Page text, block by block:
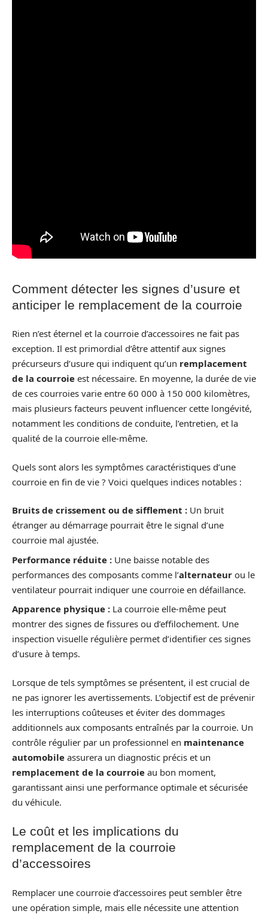
Comment détecter les signes d’usure et
anticiper le remplacement de la courroie
Rien n’est éternel et la courroie d’accessoires ne fait pas
exception. Il est primordial d’être attentif aux signes
précurseurs d’usure qui indiquent qu’un remplacement
de la courroie est nécessaire. En moyenne, la durée de vie
de ces courroies varie entre 60 000 à 150 000 kilomètres,
mais plusieurs facteurs peuvent influencer cette longévité,
notamment les conditions de conduite, l’entretien, et la
qualité de la courroie elle-même.
Quels sont alors les symptômes caractéristiques d’une
courroie en fin de vie ? Voici quelques indices notables :
Bruits de crissement ou de sifflement : Un bruit
étranger au démarrage pourrait être le signal d’une
courroie mal ajustée.
Performance réduite : Une baisse notable des
performances des composants comme l’alternateur ou le
ventilateur pourrait indiquer une courroie en défaillance.
Apparence physique : La courroie elle-même peut
montrer des signes de fissures ou d’effilochement. Une
inspection visuelle régulière permet d’identifier ces signes
d’usure à temps.
Lorsque de tels symptômes se présentent, il est crucial de
ne pas ignorer les avertissements. L’objectif est de prévenir
les interruptions coûteuses et éviter des dommages
additionnels aux composants entraînés par la courroie. Un
contrôle régulier par un professionnel en maintenance
automobile assurera un diagnostic précis et un
remplacement de la courroie au bon moment,
garantissant ainsi une performance optimale et sécurisée
du véhicule.
Le coût et les implications du
remplacement de la courroie
d’accessoires
Remplacer une courroie d’accessoires peut sembler être
une opération simple, mais elle nécessite une attention